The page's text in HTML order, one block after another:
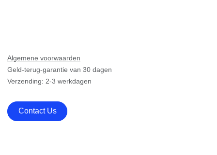
Algemene voorwaarden
Geld-terug-garantie van 30 dagen
Verzending: 2-3 werkdagen
Contact Us